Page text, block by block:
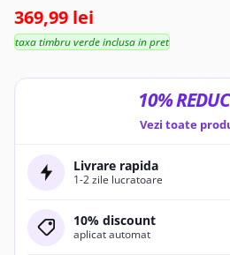
369,99 lei
taxa timbru verde inclusa in pret
10%
Vezi toate
Livrare rapida
1-2 zile lucratoare
10% discount
aplicat automat